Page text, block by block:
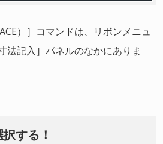
）］コマンドは、リボンメニュ
法記入］パネルのなかにありま
する！